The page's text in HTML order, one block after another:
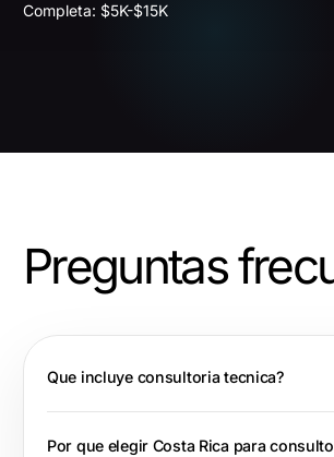
Completa: $5K-$15K
Preguntas
Que incluye consultoria tecnica?
Por que elegir Costa Rica para